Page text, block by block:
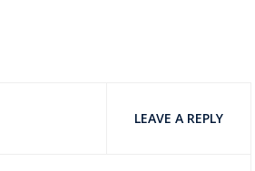
LEAVE A REPLY